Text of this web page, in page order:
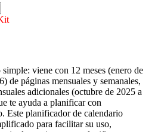
viene con 12 meses (enero de
de páginas mensuales y semanales,
adicionales (octubre de 2025 a
te ayuda a planificar con
Este planificador de calendario
para facilitar su uso,